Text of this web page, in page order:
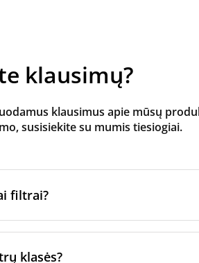
klausimų?
klausimus apie mūsų
susisiekite su mumis tiesiogiai.
filtrai?
partnerius. Jie laikosi
klasės?